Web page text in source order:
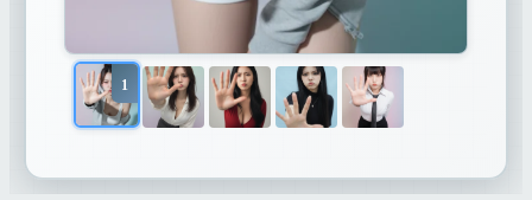
1